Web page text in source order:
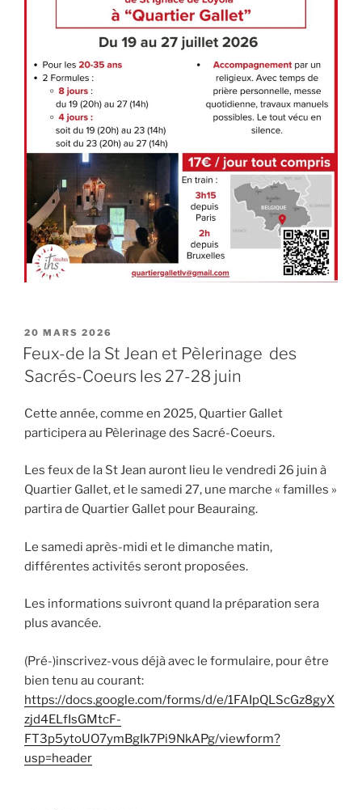
PUBLIÉ
LE
20 MARS 2026
Feux-de la St Jean et Pèlerinage des
Sacrés-Coeurs les 27-28 juin
Cette année, comme en 2025, Quartier Gallet
participera au Pèlerinage des Sacré-Coeurs.
Les feux de la St Jean auront lieu le vendredi 26 juin à
Quartier Gallet, et le samedi 27, une marche « familles »
partira de Quartier Gallet pour Beauraing.
Le samedi après-midi et le dimanche matin,
différentes activités seront proposées.
Les informations suivront quand la préparation sera
plus avancée.
(Pré-)inscrivez-vous déjà avec le formulaire, pour être
bien tenu au courant:
https://docs.google.com/forms/d/e/1FAIpQLScGz8gyX
zjd4ELfIsGMtcF-
FT3p5ytoUO7ymBgIk7Pi9NkAPg/viewform?
usp=header